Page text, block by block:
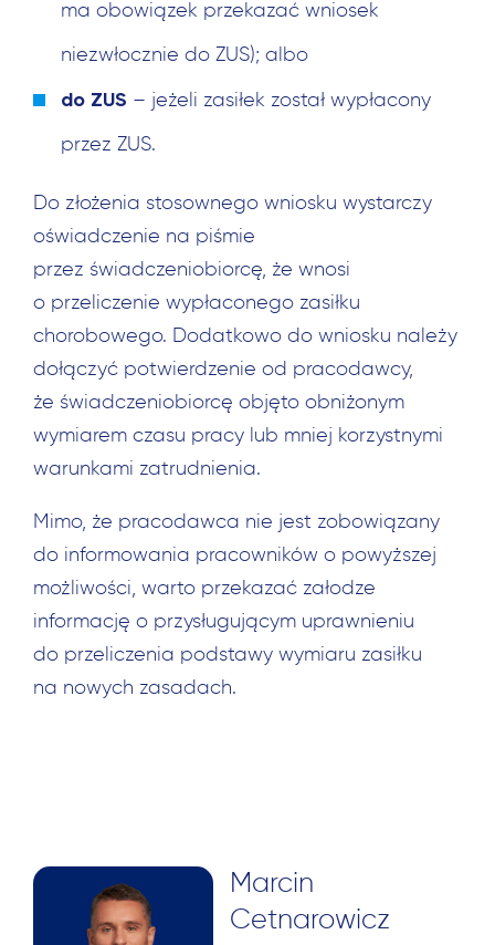
Szukaj:
ma obowiązek przekazać wniosek
niezwłocznie do ZUS); albo
do ZUS – jeżeli zasiłek został wypłacony
przez ZUS.
Do złożenia stosownego wniosku wystarczy
oświadczenie na piśmie
przez świadczeniobiorcę, że wnosi
o przeliczenie wypłaconego zasiłku
chorobowego. Dodatkowo do wniosku należy
dołączyć potwierdzenie od pracodawcy,
że świadczeniobiorcę objęto obniżonym
wymiarem czasu pracy lub mniej korzystnymi
warunkami zatrudnienia.
Mimo, że pracodawca nie jest zobowiązany
do informowania pracowników o powyższej
możliwości, warto przekazać załodze
informację o przysługującym uprawnieniu
do przeliczenia podstawy wymiaru zasiłku
na nowych zasadach.
Marcin
Cetnarowicz